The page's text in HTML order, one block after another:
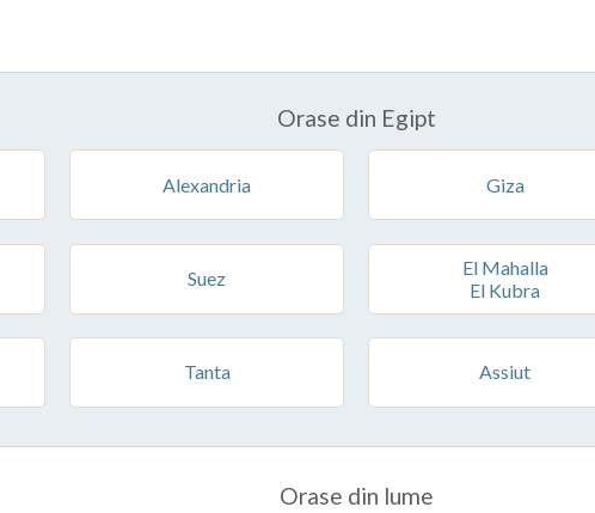
Orase din Egipt
Alexandria Giza
Suez
El Mahalla
El Kubra
Tanta Assiut
Orase din lume